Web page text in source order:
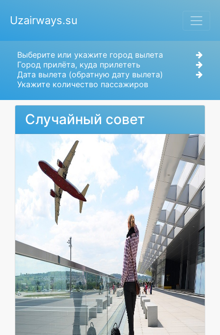
Uzairways.su
Выберите или укажите город вылета
Город прилёта, куда прилететь
Дата вылета (обратную дату вылета)
Укажите количество пассажиров
Случайный совет